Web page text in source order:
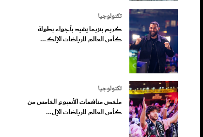
تكنولوجيا
كريم بنزيما يشيد بأجواء بطولة
كأس العالم للرياضات الإلك...
تكنولوجيا
ملخص منافسات الأسبوع الخامس من
كأس العالم للرياضات الإل...